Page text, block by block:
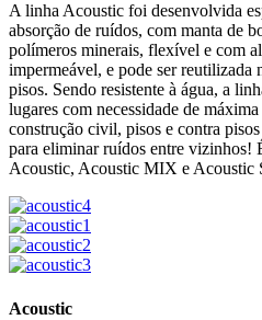
A linha Acoustic foi desenvolvida
absorção de ruídos, com manta de
polímeros minerais, flexível e com
impermeável, e pode ser reutilizada
pisos. Sendo resistente à água, a
lugares com necessidade de
construção civil, pisos e contra
para eliminar ruídos entre vizinhos!
Acoustic, Acoustic MIX e Acoustic
Acoustic